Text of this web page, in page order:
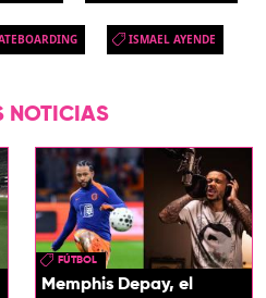
ISMAEL AYENDE
NOTICIAS
FÚTBOL
Memphis Depay, el